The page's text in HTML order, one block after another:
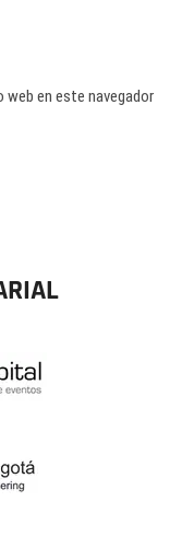
en este navegador